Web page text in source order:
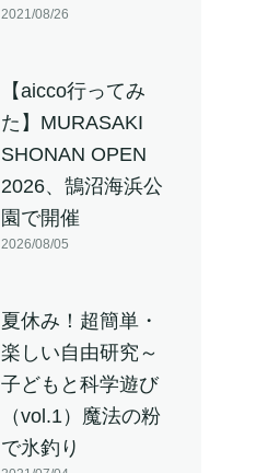
2021/08/26
【aicco行ってみ
た】MURASAKI
SHONAN OPEN
2026、鵠沼海浜公
園で開催
2026/08/05
夏休み！超簡単・
楽しい自由研究～
子どもと科学遊び
（vol.1）魔法の粉
で氷釣り